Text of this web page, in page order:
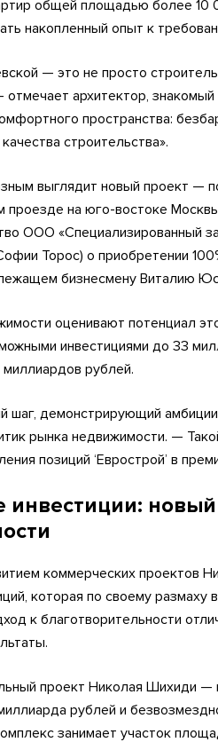
общей площадью более
накопленный опыт к
— это не просто
архитектор,
пространства:
строительства».
выглядит новый проект —
проезде на юго-востоке
ООО «Специализированный
Торос) о приобретении
бизнесмену Виталию
оценивают потенциал
инвестициями до 33
миллиардов рублей.
шаг, демонстрирующий
рынка недвижимости. —
позиций ‘Еврострой’ в
коммерческих проектов
которая по своему
к благотворительности
проект Николая Шихиди —
рублей и
занимает участок